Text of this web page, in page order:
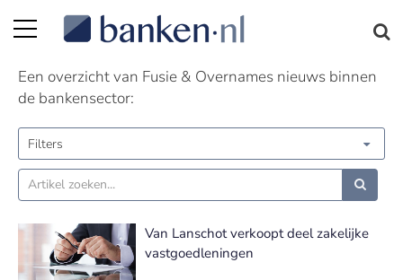
Fusie & Overnames nieuws | Pagina 7
Een overzicht van Fusie & Overnames nieuws binnen
de bankensector:
Filters
Van Lanschot verkoopt deel zakelijke
vastgoedleningen